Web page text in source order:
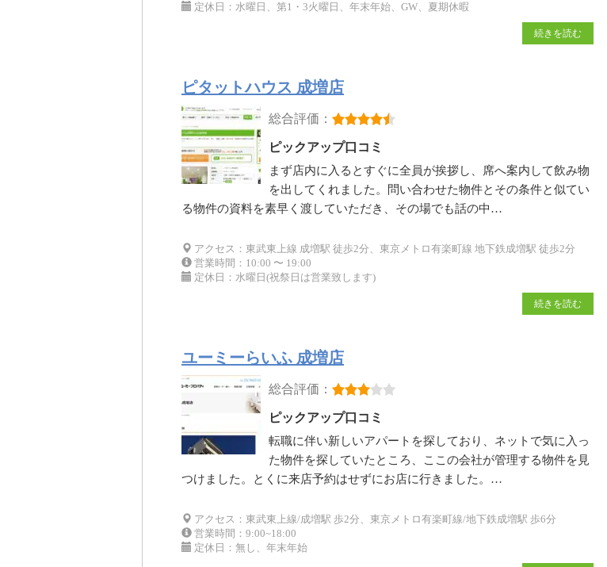
定休日：水曜日、第1・3火曜日、年末年始、GW、夏期休暇
続きを読む
ピタットハウス 成増店
総合評価：
ピックアップ口コミ
まず店内に入るとすぐに全員が挨拶し、席へ案内して飲み物
を出してくれました。問い合わせた物件とその条件と似てい
る物件の資料を素早く渡していただき、その場でも話の中…
アクセス：東武東上線 成増駅 徒歩2分、東京メトロ有楽町線 地下鉄成増駅 徒歩2分
営業時間：10:00 〜 19:00
定休日：水曜日(祝祭日は営業致します)
続きを読む
ユーミーらいふ 成増店
総合評価：
ピックアップ口コミ
転職に伴い新しいアパートを探しており、ネットで気に入っ
た物件を探していたところ、ここの会社が管理する物件を見
つけました。とくに来店予約はせずにお店に行きました。…
アクセス：東武東上線/成増駅 歩2分、東京メトロ有楽町線/地下鉄成増駅 歩6分
営業時間：9:00~18:00
定休日：無し、年末年始